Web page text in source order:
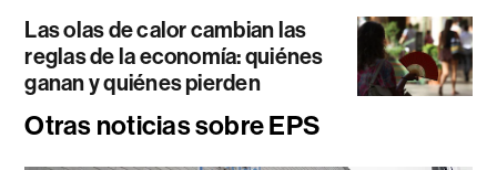
Las olas de calor cambian las
reglas de la economía: quiénes
ganan y quiénes pierden
Otras noticias sobre EPS